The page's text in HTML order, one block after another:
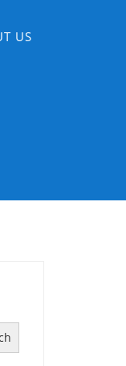
US